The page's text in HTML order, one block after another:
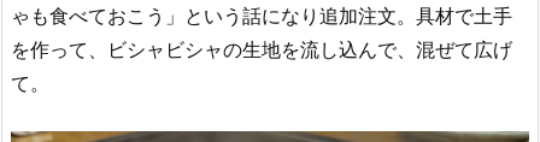
ゃも食べておこう」という話になり追加注文。具材で土手
を作って、ビシャビシャの生地を流し込んで、混ぜて広げ
て。